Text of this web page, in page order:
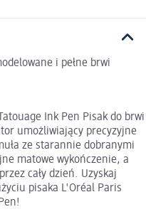
i pełne brwi
Ink Pen Pisak do brwi
umożliwiający precyzyjne
ze starannie dobranymi
matowe wykończenie, a
cały dzień. Uzyskaj
pisaka L'Oréal Paris